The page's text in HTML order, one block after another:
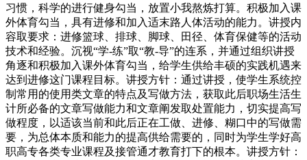
习惯，科学的进行健身勾当，放置小我熬炼打算。积极加入课
外体育勾当，具有进修和加入适末路人体活动的能力。讲授内
容取要求：进修篮球、排球、脚球、田径、体育保健等的活动
技术和经验。沉视“学-练”取“教-导”的连系，并通过组织讲授
角逐和积极加入课外体育勾当，给学生供给丰硕的实践机遇来
达到进修这门课程目标。讲授方针：通过讲授，使学生系统控
制常用的使用类文章的特点及写做方法，获取此后职场生活生
计所必备的文章写做能力和文章阐发取处置能力，切实提高写
做程度，以适该当前和此后正在工做、进修、糊口中的写做需
要，为总体本质和能力的提高供给需要的，同时为学生学好高
职高专各类专业课程及接管通才教育打下的根本。讲授方针：